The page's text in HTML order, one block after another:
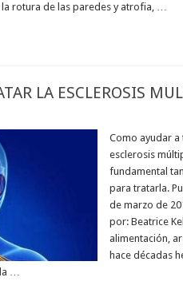
rotura de las paredes y atrofia, …
LA ESCLEROSIS
Como ayudar a
esclerosis
fundamental
para tratarla.
de marzo de
por: Beatrice
alimentación,
hace décadas
…